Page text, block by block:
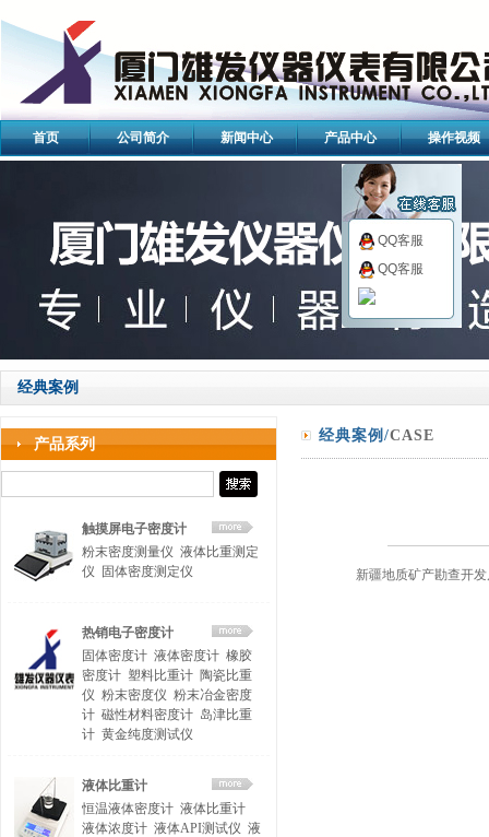
首页 公司简介 新闻中心 产品中心 操作视频
经典案例
产品系列
触摸屏电子密度计
粉末密度测量仪 液体比重测定
仪
固体密度测定仪
热销电子密度计
固体密度计 液体密度计 橡胶
密度计 塑料比重计 陶瓷比重
仪 粉末密度仪 粉末冶金密度
计 磁性材料密度计 岛津比重
计 黄金纯度测试仪
液体比重计
恒温液体密度计 液体比重计
液体浓度计 液体API测试仪 液
经典案例/CASE
新疆地质矿产勘查开
QQ客服
QQ客服